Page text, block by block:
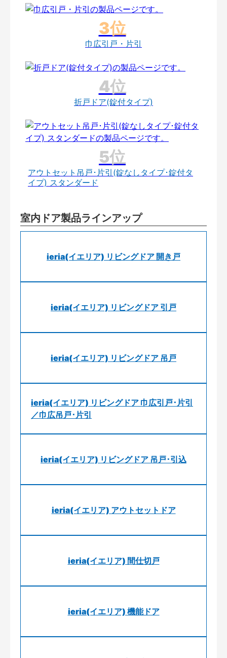
巾広引戸・片引
折戸ドア(錠付タイプ)
アウトセット吊戸･片引(錠なしタイプ･錠付タ
イプ) スタンダード
室内ドア製品ラインアップ
ieria(イエリア) リビングドア 開き戸
ieria(イエリア) リビングドア 引戸
ieria(イエリア) リビングドア 吊戸
ieria(イエリア) リビングドア 巾広引戸･片引
／巾広吊戸･片引
ieria(イエリア) リビングドア 吊戸･引込
ieria(イエリア) アウトセットドア
ieria(イエリア) 間仕切戸
ieria(イエリア) 機能ドア